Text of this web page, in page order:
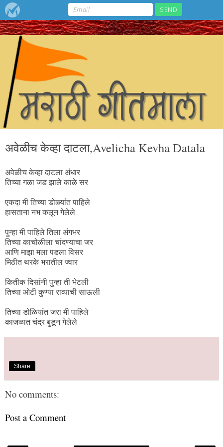
अवेळीच केव्हा दाटला,Avelicha Kevha Datala
अवेळीच केव्हा दाटला अंधार
तिच्या गळा जड झाले काळे सर
एकदा मी तिच्या डोळ्यांत पाहिले
हासताना नभ कलून गेलेले
पुन्हा मी पाहिले तिला अंगभर
तिच्या काचोळीला चांदण्याचा जर
आणि माझा मला पडला विसर
मिठीत थरके भरातील ज्वार
कितीक दिसांनी पुन्हा ती भेटली
तिच्या ओटी कुण्या राव्याची साऊली
तिच्या डोळियांत जरा मी पाहिले
काजळात चंद्र बुडून गेलेले
Share
No comments:
Post a Comment